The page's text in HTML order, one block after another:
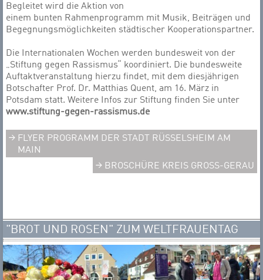
Begleitet wird die Aktion von
einem bunten Rahmenprogramm mit Musik, Beiträgen und
Begegnungsmöglichkeiten städtischer Kooperationspartner.
Die Internationalen Wochen werden bundesweit von der
„Stiftung gegen Rassismus“ koordiniert. Die bundesweite
Auftaktveranstaltung hierzu findet, mit dem diesjährigen
Botschafter Prof. Dr. Matthias Quent, am 16. März in
Potsdam statt. Weitere Infos zur Stiftung finden Sie unter
www.stiftung-gegen-rassismus.de
FLYER PROGRAMM DER STADT RÜSSELSHEIM AM
MAIN
BROSCHÜRE KREIS GROSS-GERAU
"BROT UND ROSEN" ZUM WELTFRAUENTAG